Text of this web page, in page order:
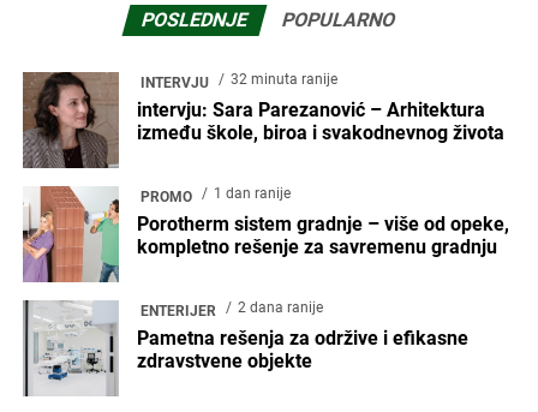
POSLEDNJE POPULARNO
INTERVJU 32 minuta ranije
intervju: Sara Parezanović – Arhitektura
između škole, biroa i svakodnevnog života
PROMO 1 dan ranije
Porotherm sistem gradnje – više od opeke,
kompletno rešenje za savremenu gradnju
ENTERIJER 2 dana ranije
Pametna rešenja za održive i efikasne
zdravstvene objekte